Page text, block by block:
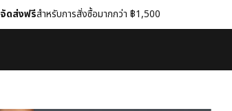
จัดส่งฟรีสำหรับการสั่งซื้อมากกว่า ฿1,500